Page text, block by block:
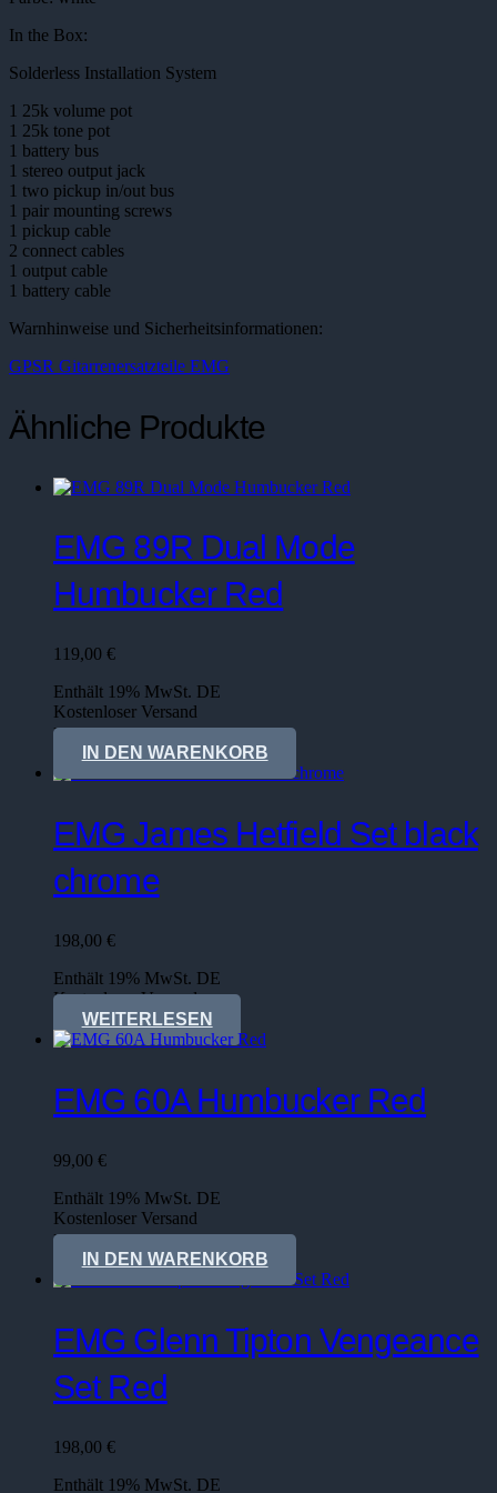
In the Box:
Solderless Installation System
1 25k volume pot
1 25k tone pot
1 battery bus
1 stereo output jack
1 two pickup in/out bus
1 pair mounting screws
1 pickup cable
2 connect cables
1 output cable
1 battery cable
Warnhinweise und Sicherheitsinformationen:
GPSR Gitarrenersatzteile EMG
Ähnliche Produkte
EMG 89R Dual Mode
Humbucker Red
119,00 €
Enthält 19% MwSt. DE
Kostenloser Versand
Lieferzeit: sofort lieferbar
IN DEN WARENKORB
EMG James Hetfield Set black
chrome
198,00 €
Enthält 19% MwSt. DE
Kostenloser Versand
WEITERLESEN
EMG 60A Humbucker Red
99,00 €
Enthält 19% MwSt. DE
Kostenloser Versand
Lieferzeit: sofort lieferbar
IN DEN WARENKORB
EMG Glenn Tipton Vengeance
Set Red
198,00 €
Enthält 19% MwSt. DE